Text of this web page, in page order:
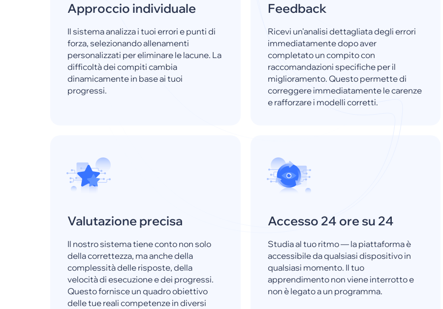
Approccio individuale
Il sistema analizza i tuoi errori e punti di
forza, selezionando allenamenti
personalizzati per eliminare le lacune. La
difficoltà dei compiti cambia
dinamicamente in base ai tuoi
progressi.
Feedback
Ricevi un'analisi dettagliata degli errori
immediatamente dopo aver
completato un compito con
raccomandazioni specifiche per il
miglioramento. Questo permette di
correggere immediatamente le carenze
e rafforzare i modelli corretti.
Valutazione precisa
Il nostro sistema tiene conto non solo
della correttezza, ma anche della
complessità delle risposte, della
velocità di esecuzione e dei progressi.
Questo fornisce un quadro obiettivo
delle tue reali competenze in diversi
Accesso 24 ore su 24
Studia al tuo ritmo — la piattaforma è
accessibile da qualsiasi dispositivo in
qualsiasi momento. Il tuo
apprendimento non viene interrotto e
non è legato a un programma.